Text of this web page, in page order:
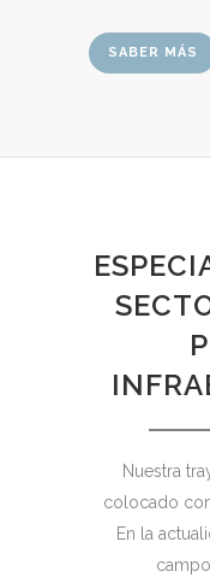
SABER MÁS
Nuestra
colocado
En la